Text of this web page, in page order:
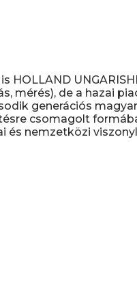
mérés), de a hazai
generációs
csomagolt
és nemzetközi